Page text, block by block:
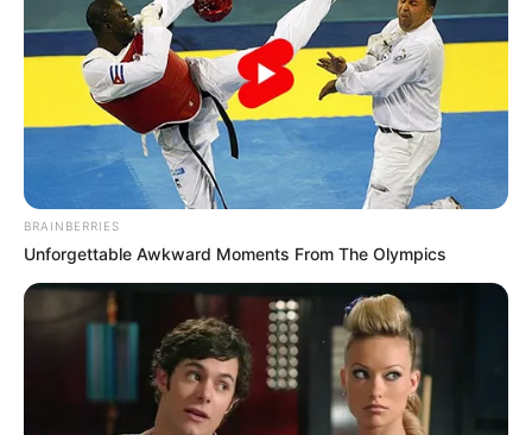
BRAINBERRIES
Unforgettable Awkward Moments From The Olympics